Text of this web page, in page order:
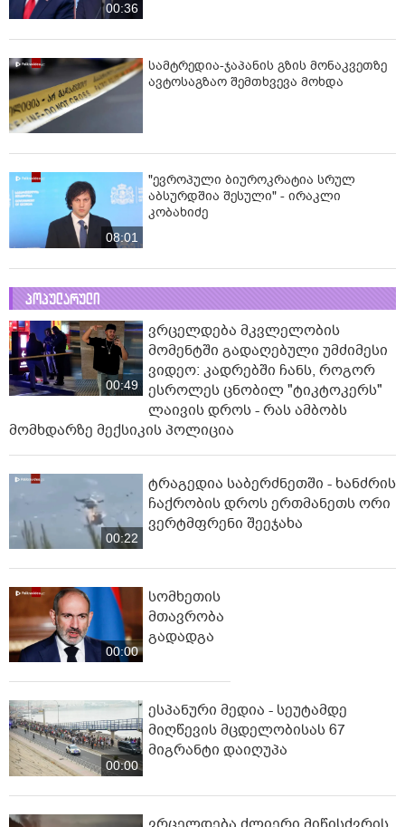
00:36
სამტრედია-ჯაპანის გზის მონაკვეთზე
ავტოსაგზაო შემთხვევა მოხდა
08:01
"ევროპული ბიუროკრატია სრულ
აბსურდშია შესული" - ირაკლი
კობახიძე
პოპულარული
00:49
ვრცელდება მკვლელობის
მომენტში გადაღებული უმძიმესი
ვიდეო: კადრებში ჩანს, როგორ
ესროლეს ცნობილ "ტიკტოკერს"
ლაივის დროს - რას ამბობს
მომხდარზე მექსიკის პოლიცია
00:22
ტრაგედია საბერძნეთში - ხანძრის
ჩაქრობის დროს ერთმანეთს ორი
ვერტმფრენი შეეჯახა
00:00
სომხეთის
მთავრობა
გადადგა
00:00
ესპანური მედია - სეუტამდე
მიღწევის მცდელობისას 67
მიგრანტი დაიღუპა